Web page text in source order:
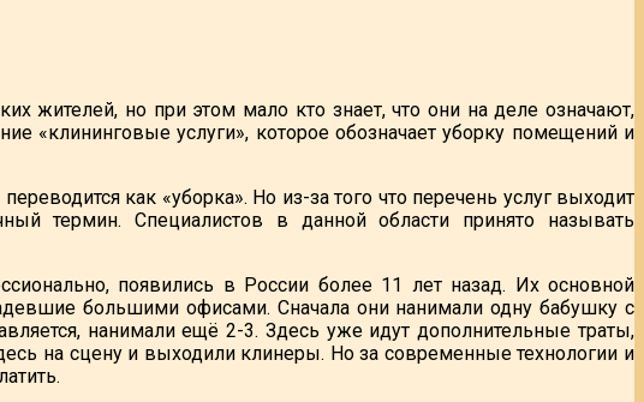
жителей, но при этом мало кто знает, что они на деле означают,
«клининговые услуги», которое обозначает уборку помещений и
как «уборка». Но из-за того что перечень услуг выходит
термин. Специалистов в данной области принято называть
появились в России более 11 лет назад. Их основной
большими офисами. Сначала они нанимали одну бабушку с
нанимали ещё 2-3. Здесь уже идут дополнительные траты,
на сцену и выходили клинеры. Но за современные технологии и